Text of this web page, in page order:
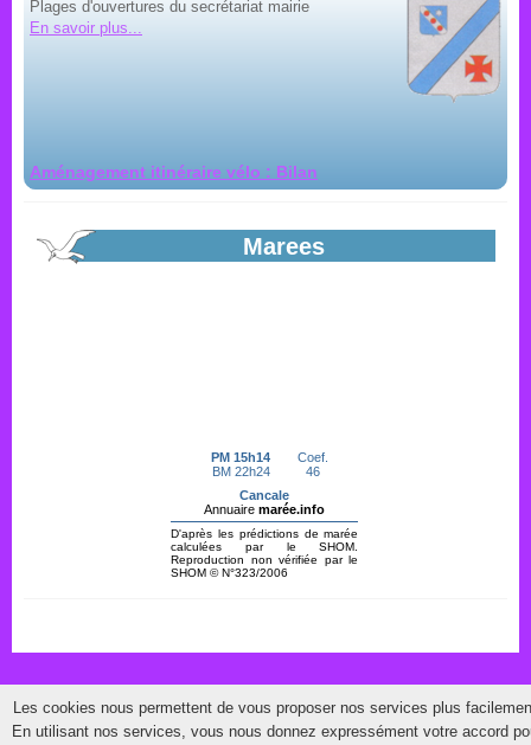
Bilan de la mise à disposition du public du projet
d'aménagement par Saint-Malo Agglomération...
Recensement citoyen
PLU Révision Allégée Avis du commissaire
Marees
©2014 Commune de Hirel ■ 2 rue des écoles ■ 35120 HIREL ■ Tous droits
Les cookies nous permettent de vous proposer nos services plus
En utilisant nos services, vous nous donnez expressément votre accord